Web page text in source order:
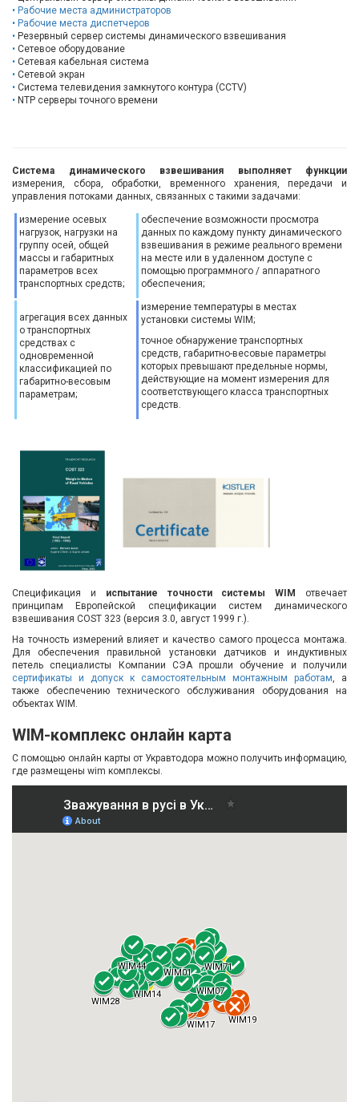
Рабочие места администраторов
Рабочие места диспетчеров
Резервный сервер системы динамического взвешивания
Сетевое оборудование
Сетевая кабельная система
Сетевой экран
Система телевидения замкнутого контура (CCTV)
NTP серверы точного времени
Система динамического взвешивания выполняет функции
измерения, сбора, обработки, временного хранения, передачи и
управления потоками данных, связанных с такими задачами:
измерение осевых
нагрузок, нагрузки на
группу осей, общей
массы и габаритных
параметров всех
транспортных средств;
обеспечение возможности просмотра
данных по каждому пункту динамического
взвешивания в режиме реального времени
на месте или в удаленном доступе с
помощью программного / аппаратного
обеспечения;
агрегация всех данных
о транспортных
средствах с
одновременной
классификацией по
габаритно-весовым
параметрам;
измерение температуры в местах
установки системы WIM;
точное обнаружение транспортных
средств, габаритно-весовые параметры
которых превышают предельные нормы,
действующие на момент измерения для
соответствующего класса транспортных
средств.
Спецификация и испытание точности системы WIM отвечает
принципам Европейской спецификации систем динамического
взвешивания COST 323 (версия 3.0, август 1999 г.).
На точность измерений влияет и качество самого процесса монтажа.
Для обеспечения правильной установки датчиков и индуктивных
петель специалисты Компании СЭА прошли обучение и получили
сертификаты и допуск к самостоятельным монтажным работам , а
также обеспечению технического обслуживания оборудования на
объектах WIM.
WIM-комплекс онлайн карта
С помощью онлайн карты от Укравтодора можно получить информацию,
где размещены wim комплексы.